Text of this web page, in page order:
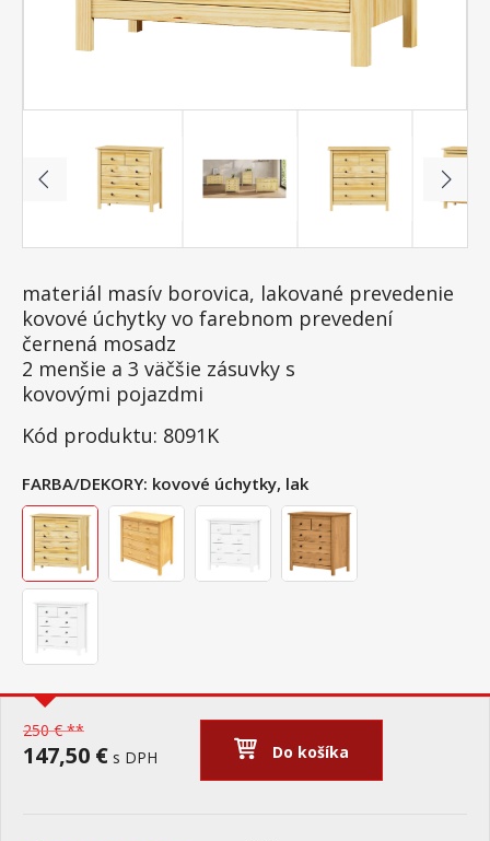
materiál masív borovica, lakované prevedenie
kovové úchytky vo farebnom prevedení
černená mosadz
2 menšie a 3 väčšie zásuvky s
kovovými pojazdmi
Kód produktu: 8091K
FARBA/DEKORY: kovové úchytky, lak
250 € **
147,50 € s DPH Do košíka